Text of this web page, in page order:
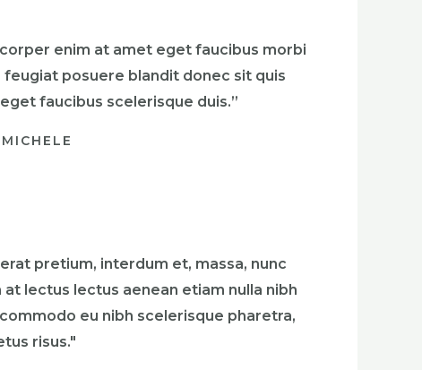
enim at amet eget faucibus morbi
feugiat posuere blandit donec sit quis
faucibus scelerisque duis.”
pretium, interdum et, massa, nunc
at lectus lectus aenean etiam nulla nibh
eu nibh scelerisque pharetra,
risus."